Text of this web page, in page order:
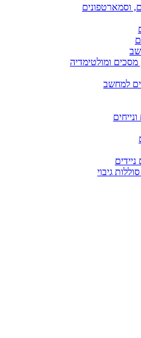
וסמארטפונים
ומולטימדיה
למחשב
גיבוי